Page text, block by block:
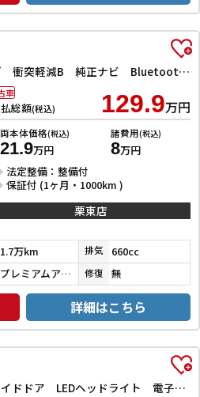
G・Lターボホンダセンシング 衝突軽減B 純正ナビ Bluetooth対応 Bカメラ ビルドインETC 両側自動ドア LEDヘッドライト アダプティブクルーズコントロール スマートキー プッシュスタート 前席シートヒーター
総額(税込) 129.9万円
本体価格(税込)
万円
諸費用(税込)
8万円
法定整備：整備付
保証付 (1ヶ月・1000km )
車
栗東店
1.7万km 排気 660cc
プレミアムアガットブラウンパール 修復 無
詳細はこちら
X 衝突軽減B 左パワースライドドア LEDヘッドライト 電子パーキング 前席シートヒーター スマートキー プッシュスタート アイドリングストップ 障害物センサー オートエアコン 電動格納ミラー